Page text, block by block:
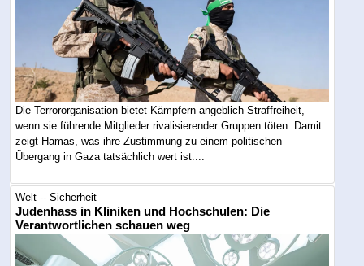
Die Terrororganisation bietet Kämpfern angeblich Straffreiheit,
wenn sie führende Mitglieder rivalisierender Gruppen töten. Damit
zeigt Hamas, was ihre Zustimmung zu einem politischen
Übergang in Gaza tatsächlich wert ist....
Welt -- Sicherheit
Judenhass in Kliniken und Hochschulen: Die
Verantwortlichen schauen weg